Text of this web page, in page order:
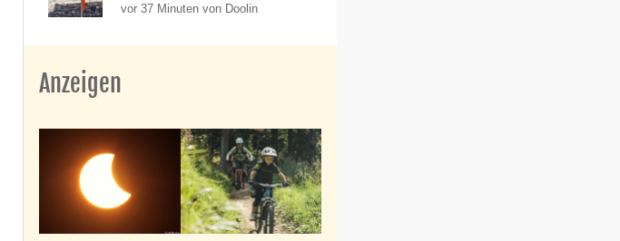
vor 37 Minuten von Doolin
Anzeigen